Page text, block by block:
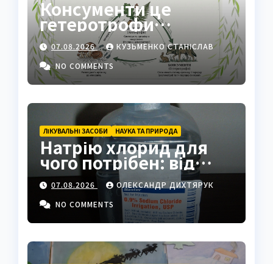
Консументи це
гетеротрофи
екосистеми
07.08.2026
КУЗЬМЕНКО СТАНІСЛАВ
NO COMMENTS
ЛІКУВАЛЬНІ ЗАСОБИ НАУКА ТА ПРИРОДА
Натрію хлорид для
чого потрібен: від
фізрозчину до
промисловості
07.08.2026
ОЛЕКСАНДР ДИХТЯРУК
NO COMMENTS